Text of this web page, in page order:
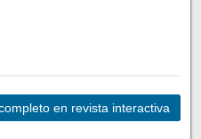
en revista interactiva